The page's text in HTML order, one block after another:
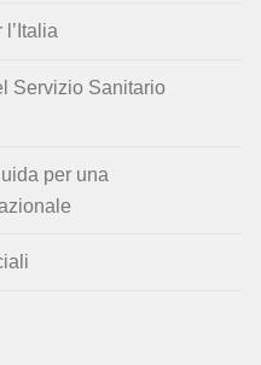
Servizio Sanitario
per una